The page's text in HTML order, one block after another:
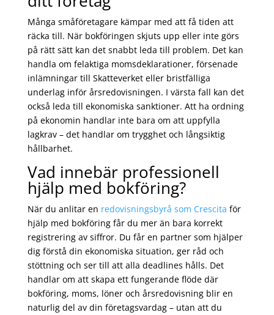
Många småföretagare kämpar med att få tiden att
räcka till. När bokföringen skjuts upp eller inte görs
på rätt sätt kan det snabbt leda till problem. Det kan
handla om felaktiga momsdeklarationer, försenade
inlämningar till Skatteverket eller bristfälliga
underlag inför årsredovisningen. I värsta fall kan det
också leda till ekonomiska sanktioner. Att ha ordning
på ekonomin handlar inte bara om att uppfylla
lagkrav – det handlar om trygghet och långsiktig
hållbarhet.
Vad innebär professionell
hjälp med bokföring?
När du anlitar en redovisningsbyrå som Crescita för
hjälp med bokföring får du mer än bara korrekt
registrering av siffror. Du får en partner som hjälper
dig förstå din ekonomiska situation, ger råd och
stöttning och ser till att alla deadlines hålls. Det
handlar om att skapa ett fungerande flöde där
bokföring, moms, löner och årsredovisning blir en
naturlig del av din företagsvardag – utan att du